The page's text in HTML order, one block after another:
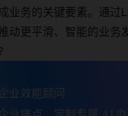
业务的关键要素。通过
动更平滑、智能的业务
业效能顾问